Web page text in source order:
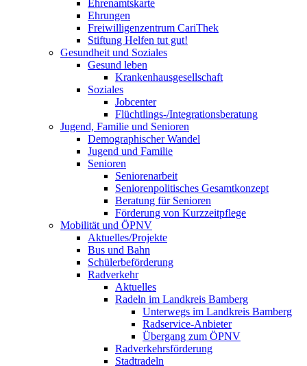
Ehrenamtskarte
Ehrungen
Freiwilligenzentrum CariThek
Stiftung Helfen tut gut!
Gesundheit und Soziales
Gesund leben
Krankenhausgesellschaft
Soziales
Jobcenter
Flüchtlings-/Integrationsberatung
Jugend, Familie und Senioren
Demographischer Wandel
Jugend und Familie
Senioren
Seniorenarbeit
Seniorenpolitisches Gesamtkonzept
Beratung für Senioren
Förderung von Kurzzeitpflege
Mobilität und ÖPNV
Aktuelles/Projekte
Bus und Bahn
Schülerbeförderung
Radverkehr
Aktuelles
Radeln im Landkreis Bamberg
Unterwegs im Landkreis Bamberg
Radservice-Anbieter
Übergang zum ÖPNV
Radverkehrsförderung
Stadtradeln